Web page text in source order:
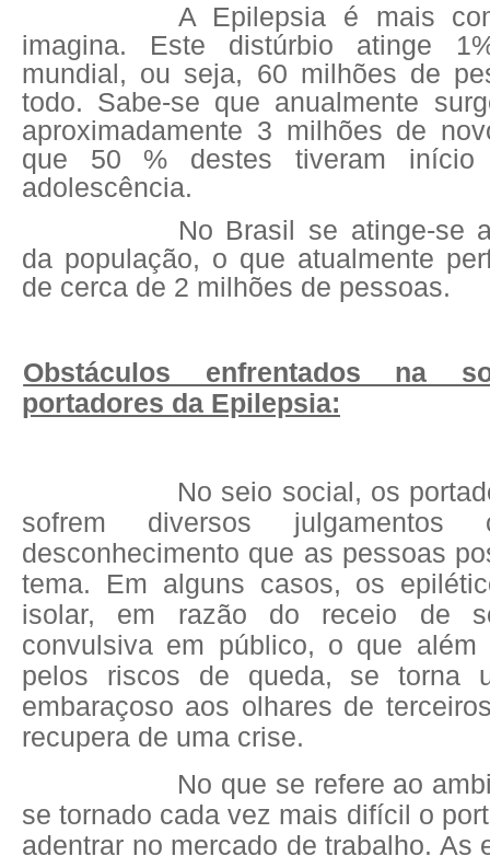
A Epilepsia é mais
imagina. Este distúrbio atinge
mundial, ou seja, 60 milhões de
todo. Sabe-se que anualmente
aproximadamente 3 milhões de
que 50 % destes tiveram
adolescência.
No Brasil se atinge-se
da população, o que atualmente
de cerca de 2 milhões de pessoas.
Obstáculos enfrentados na
portadores da Epilepsia:
No seio social, os
sofrem diversos julgamentos
desconhecimento que as pessoas
tema. Em alguns casos, os
isolar, em razão do receio de
convulsiva em público, o que além
pelos riscos de queda, se torna
embaraçoso aos olhares de
recupera de uma crise.
No que se refere ao
se tornado cada vez mais difícil o
adentrar no mercado de trabalho. As